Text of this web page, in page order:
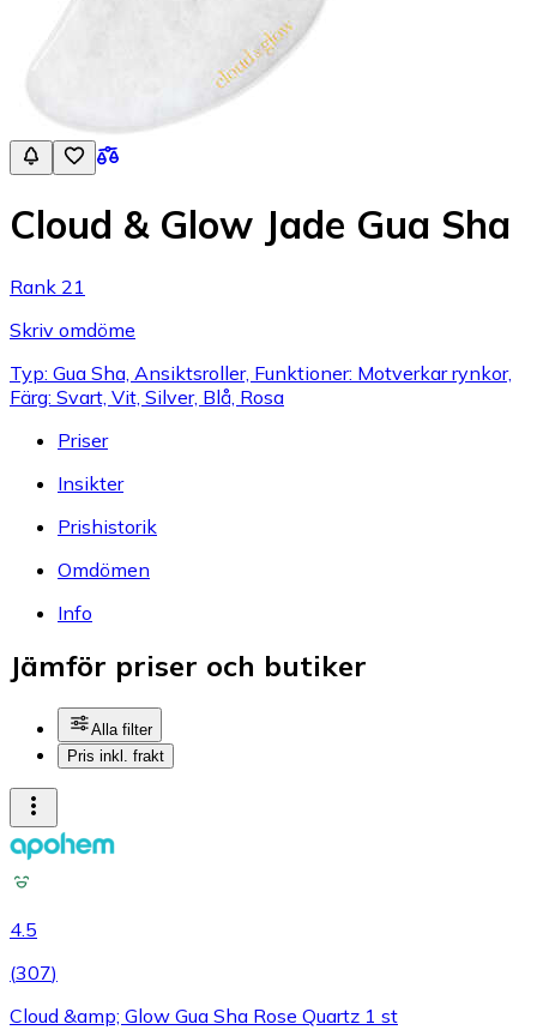
Cloud & Glow Jade Gua Sha
Rank 21
Skriv omdöme
Typ: Gua Sha, Ansiktsroller, Funktioner: Motverkar rynkor,
Färg: Svart, Vit, Silver, Blå, Rosa
Priser
Insikter
Prishistorik
Omdömen
Info
Jämför priser och butiker
Alla filter
Pris inkl. frakt
4.5
(307)
Cloud &amp; Glow Gua Sha Rose Quartz 1 st